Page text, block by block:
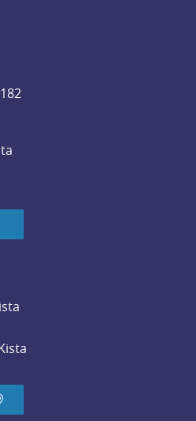
till annan webbplats, öppnas